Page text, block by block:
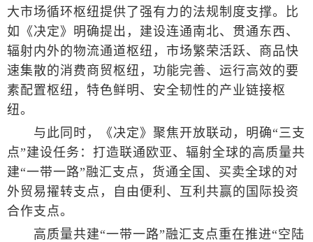
大市场循环枢纽提供了强有力的法规制度支撑。比
如《决定》明确提出，建设连通南北、贯通东西、
辐射内外的物流通道枢纽，市场繁荣活跃、商品快
速集散的消费商贸枢纽，功能完善、运行高效的要
素配置枢纽，特色鲜明、安全韧性的产业链接枢
纽。
与此同时，《决定》聚焦开放联动，明确“三支
点”建设任务：打造联通欧亚、辐射全球的高质量共
建“一带一路”融汇支点，货通全国、买卖全球的对
外贸易擢转支点，自由便利、互利共赢的国际投资
合作支点。
高质量共建“一带一路”融汇支点重在推进“空陆